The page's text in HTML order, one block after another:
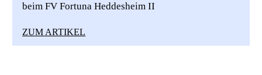
beim FV Fortuna Heddesheim II
ZUM ARTIKEL